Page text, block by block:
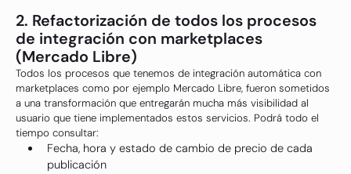
2. Refactorización de todos los procesos
de integración con marketplaces
(Mercado Libre)
Todos los procesos que tenemos de integración automática con
marketplaces como por ejemplo Mercado Libre, fueron sometidos
a una transformación que entregarán mucha más visibilidad al
usuario que tiene implementados estos servicios. Podrá todo el
tiempo consultar:
Fecha, hora y estado de cambio de precio de cada
publicación